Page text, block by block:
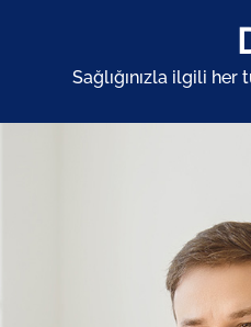
Sağlığınızla ilgili